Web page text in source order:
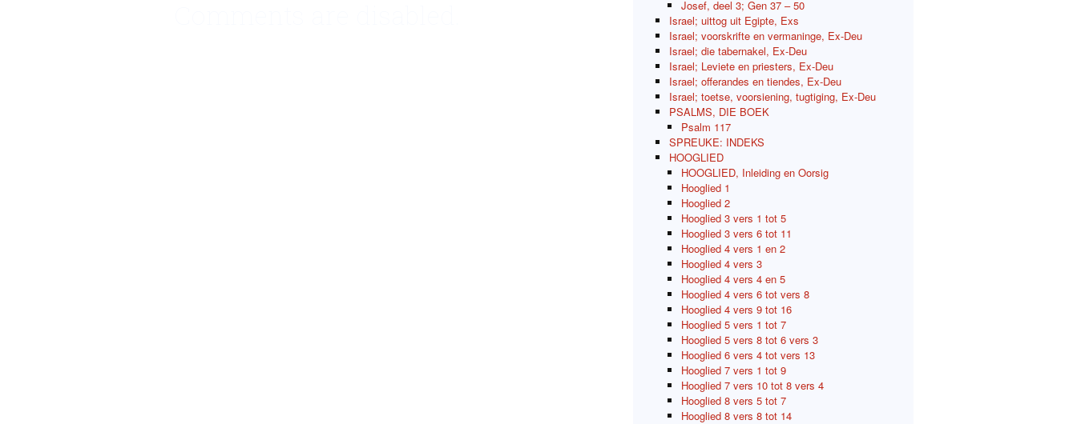
Josef, deel 3; Gen 37 – 50
Israel; uittog uit Egipte, Exs
Israel; voorskrifte en vermaninge, Ex-Deu
Israel; die tabernakel, Ex-Deu
Israel; Leviete en priesters, Ex-Deu
Israel; offerandes en tiendes, Ex-Deu
Israel; toetse, voorsiening, tugtiging, Ex-Deu
PSALMS, DIE BOEK
Psalm 117
SPREUKE: INDEKS
HOOGLIED
HOOGLIED, Inleiding en Oorsig
Hooglied 1
Hooglied 2
Hooglied 3 vers 1 tot 5
Hooglied 3 vers 6 tot 11
Hooglied 4 vers 1 en 2
Hooglied 4 vers 3
Hooglied 4 vers 4 en 5
Hooglied 4 vers 6 tot vers 8
Hooglied 4 vers 9 tot 16
Hooglied 5 vers 1 tot 7
Hooglied 5 vers 8 tot 6 vers 3
Hooglied 6 vers 4 tot vers 13
Hooglied 7 vers 1 tot 9
Hooglied 7 vers 10 tot 8 vers 4
Hooglied 8 vers 5 tot 7
Hooglied 8 vers 8 tot 14